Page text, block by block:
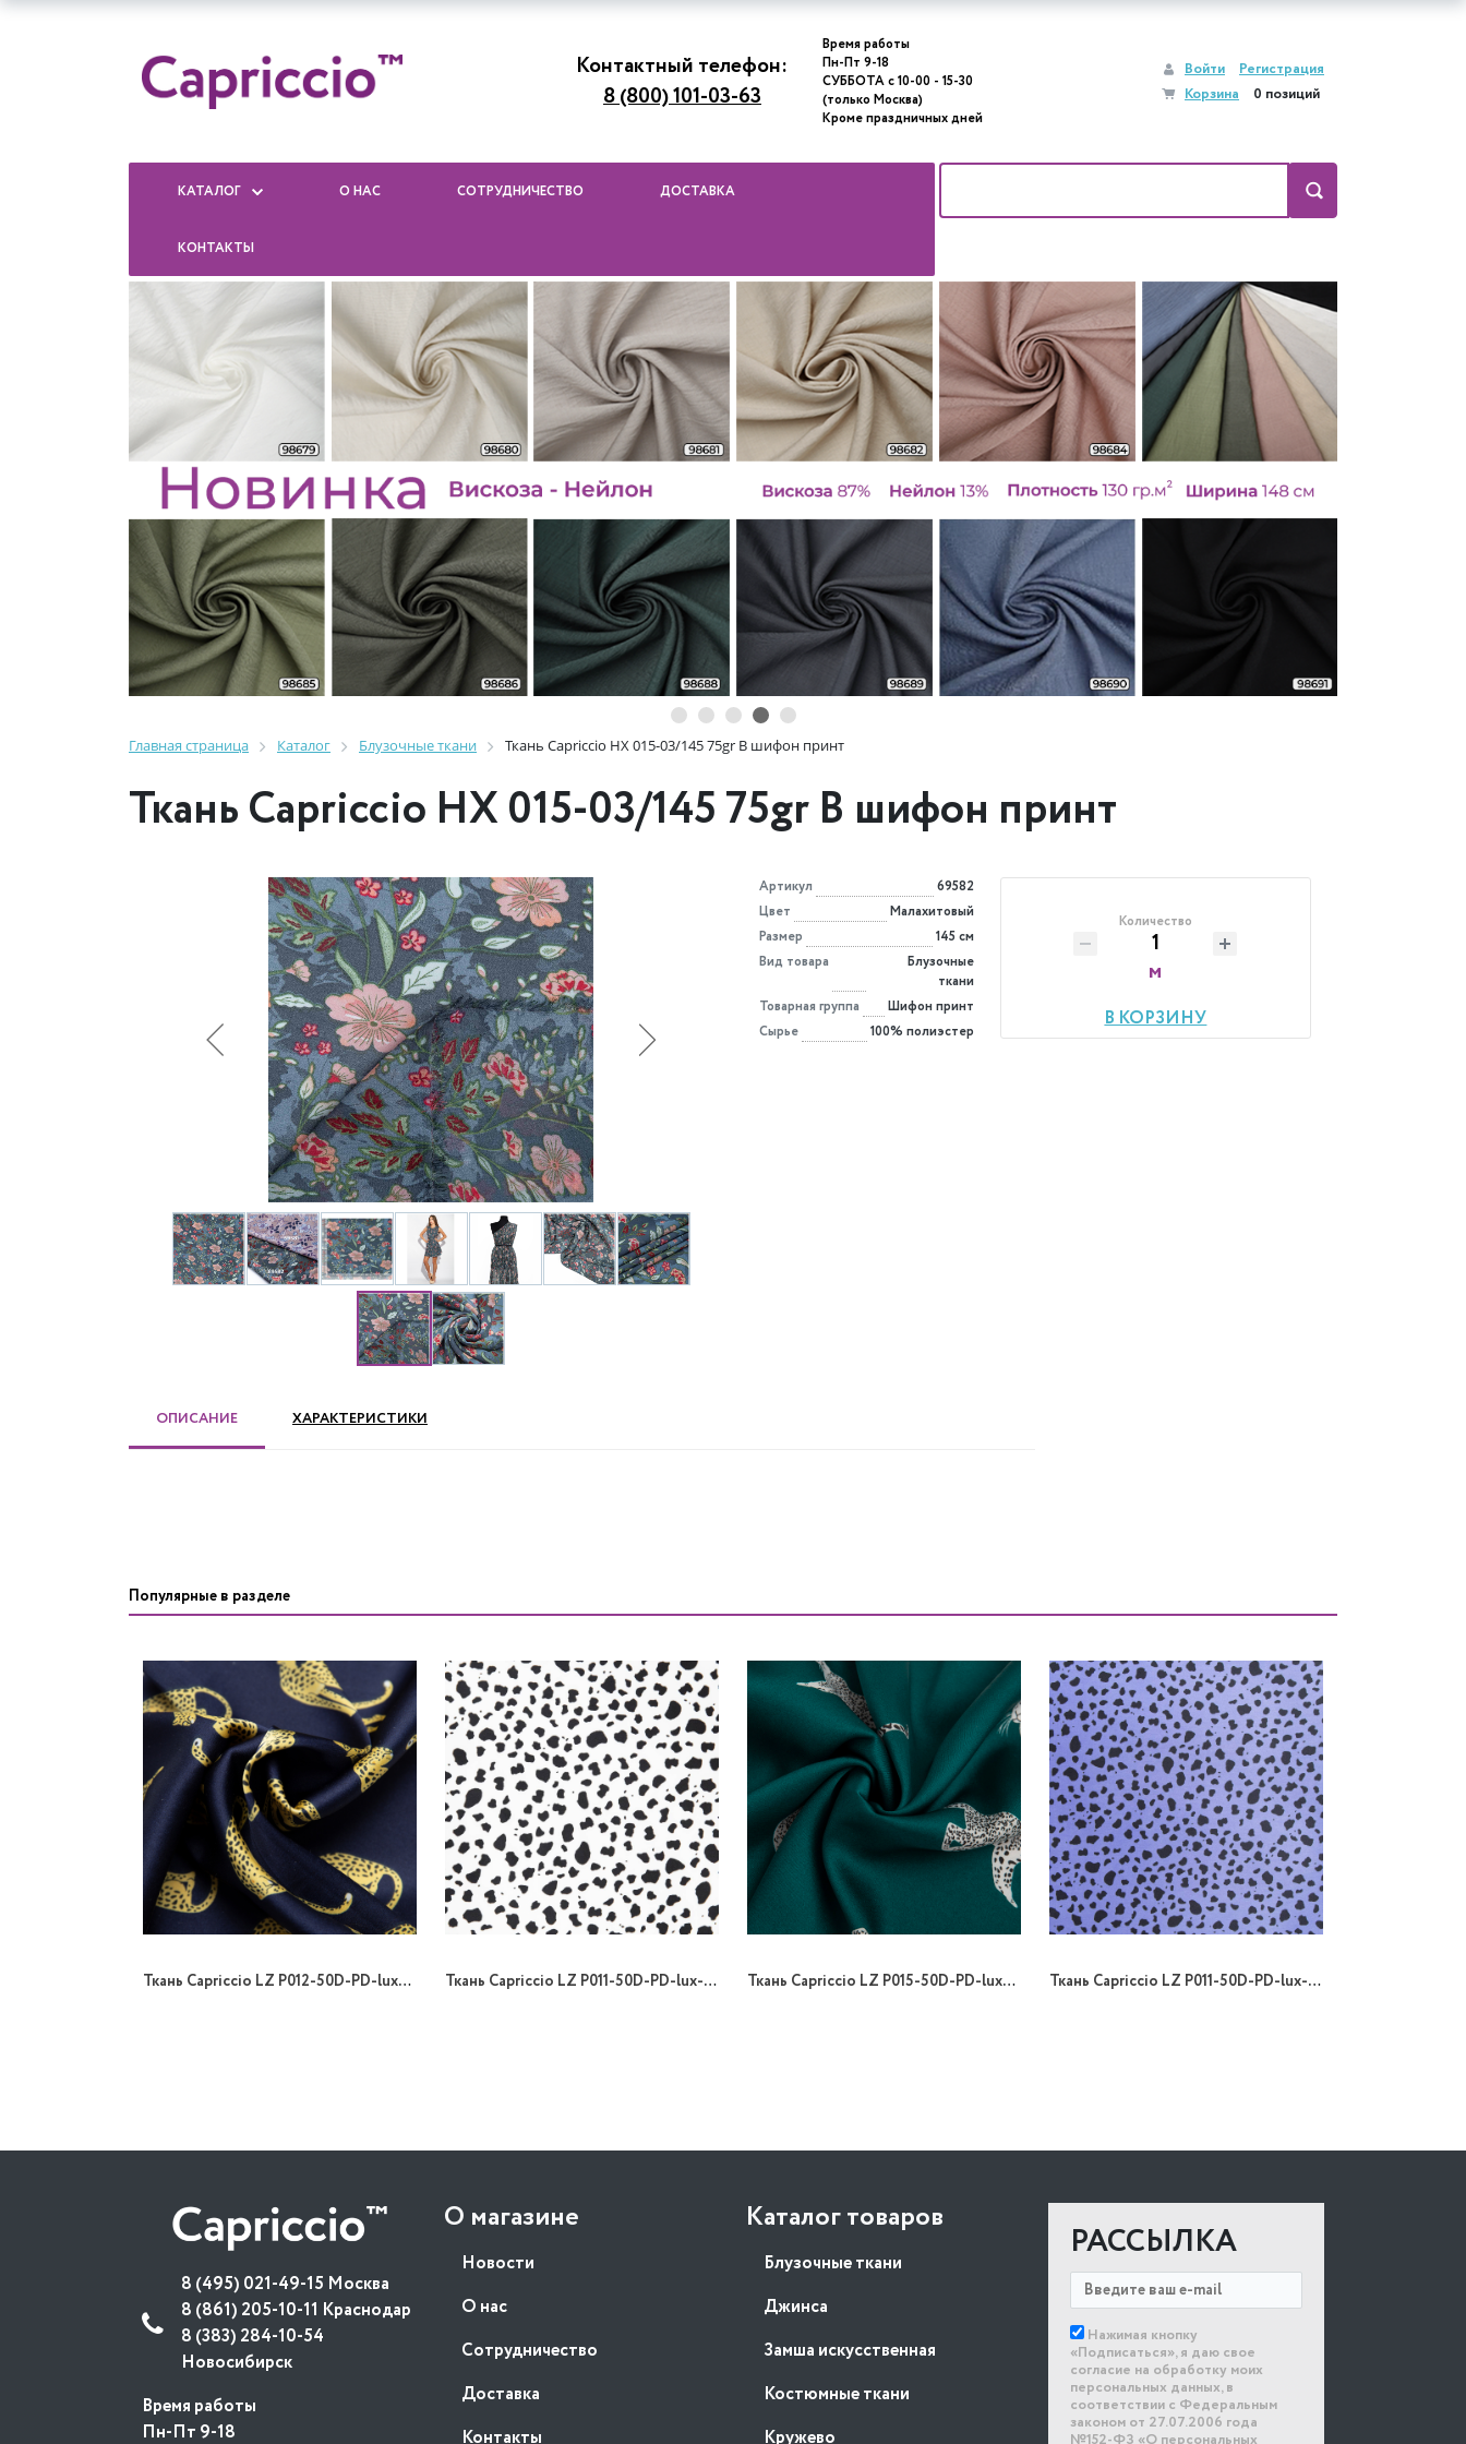
Войти
Регистрация
Корзина
0 позиций
Контактный телефон:
8 (800) 101-03-63
Время работы
Пн-Пт 9-18
СУББОТА с 10-00 - 15-30
(только Москва)
Кроме праздничных дней
КАТАЛОГ О НАС СОТРУДНИЧЕСТВО ДОСТАВКА
КОНТАКТЫ
Главная страница Каталог Блузочные ткани Ткань Capriccio HX 015-03/145 75gr B шифон принт
Ткань Capriccio HX 015-03/145 75gr B шифон принт
Артикул
69582
Цвет
Малахитовый
Размер
145 см
Вид товара
Блузочные
ткани
Товарная группа
Шифон принт
Сырье
100% полиэстер
Количество
м
В КОРЗИНУ
ОПИСАНИЕ ХАРАКТЕРИСТИКИ
Популярные в разделе
Ткань Capriccio LZ P012-50D-PD-lux-02/148 90gr B принт Ткань Capriccio LZ P011-50D-PD-lux-01/148 90gr B принт Ткань Capriccio LZ P015-50D-PD-lux-02/148 90gr B принт Ткань Capriccio LZ P011-50D-PD-lux-03/148 90gr B принт
О магазине
Новости
О нас
Сотрудничество
Доставка
Контакты
Каталог товаров
Блузочные ткани
Джинса
Замша искусственная
Костюмные ткани
Кружево
РАССЫЛКА
Нажимая кнопку
«Подписаться», я даю свое
согласие на обработку моих
персональных данных, в
соответствии с Федеральным
законом от 27.07.2006 года
8 (495) 021-49-15 Москва
8 (861) 205-10-11 Краснодар
8 (383) 284-10-54
Новосибирск
Время работы
Пн-Пт 9-18